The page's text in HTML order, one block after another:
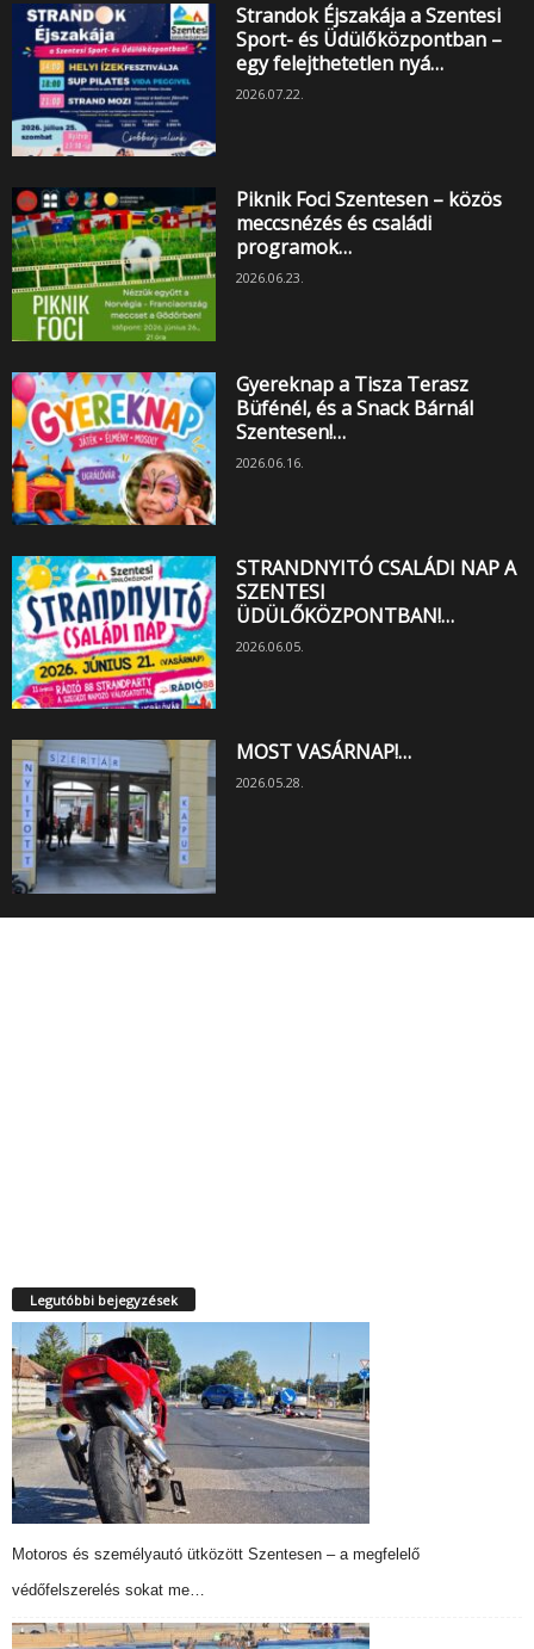
Strandok Éjszakája a Szentesi
Sport- és Üdülőközpontban –
egy felejthetetlen nyá…
2026.07.22.
Piknik Foci Szentesen – közös
meccsnézés és családi
programok…
2026.06.23.
Gyereknap a Tisza Terasz
Büfénél, és a Snack Bárnál
Szentesen!…
2026.06.16.
STRANDNYITÓ CSALÁDI NAP A
SZENTESI
ÜDÜLŐKÖZPONTBAN!…
2026.06.05.
MOST VASÁRNAP!…
2026.05.28.
Legutóbbi bejegyzések
Motoros és személyautó ütközött Szentesen – a megfelelő
védőfelszerelés sokat me…